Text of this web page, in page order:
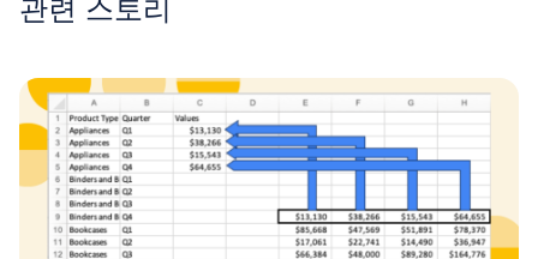
관련 스토리